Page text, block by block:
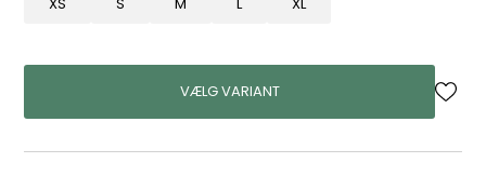
XS S M L XL
VÆLG VARIANT